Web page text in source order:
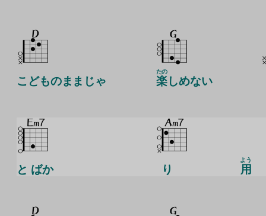
こどものままじゃ 楽
たの
しめない
と ばか り 用
よう